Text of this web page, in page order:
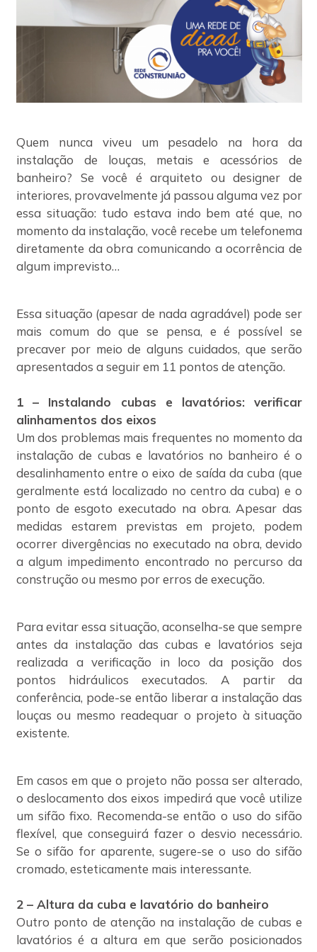
Quem nunca viveu um pesadelo na hora da
instalação de louças, metais e acessórios de
banheiro? Se você é arquiteto ou designer de
interiores, provavelmente já passou alguma vez por
essa situação: tudo estava indo bem até que, no
momento da instalação, você recebe um telefonema
diretamente da obra comunicando a ocorrência de
algum imprevisto…
Essa situação (apesar de nada agradável) pode ser
mais comum do que se pensa, e é possível se
precaver por meio de alguns cuidados, que serão
apresentados a seguir em 11 pontos de atenção.
1 – Instalando cubas e lavatórios: verificar
alinhamentos dos eixos
Um dos problemas mais frequentes no momento da
instalação de cubas e lavatórios no banheiro é o
desalinhamento entre o eixo de saída da cuba (que
geralmente está localizado no centro da cuba) e o
ponto de esgoto executado na obra. Apesar das
medidas estarem previstas em projeto, podem
ocorrer divergências no executado na obra, devido
a algum impedimento encontrado no percurso da
construção ou mesmo por erros de execução.
Para evitar essa situação, aconselha-se que sempre
antes da instalação das cubas e lavatórios seja
realizada a verificação in loco da posição dos
pontos hidráulicos executados. A partir da
conferência, pode-se então liberar a instalação das
louças ou mesmo readequar o projeto à situação
existente.
Em casos em que o projeto não possa ser alterado,
o deslocamento dos eixos impedirá que você utilize
um sifão fixo. Recomenda-se então o uso do sifão
flexível, que conseguirá fazer o desvio necessário.
Se o sifão for aparente, sugere-se o uso do sifão
cromado, esteticamente mais interessante.
2 – Altura da cuba e lavatório do banheiro
Outro ponto de atenção na instalação de cubas e
lavatórios é a altura em que serão posicionados